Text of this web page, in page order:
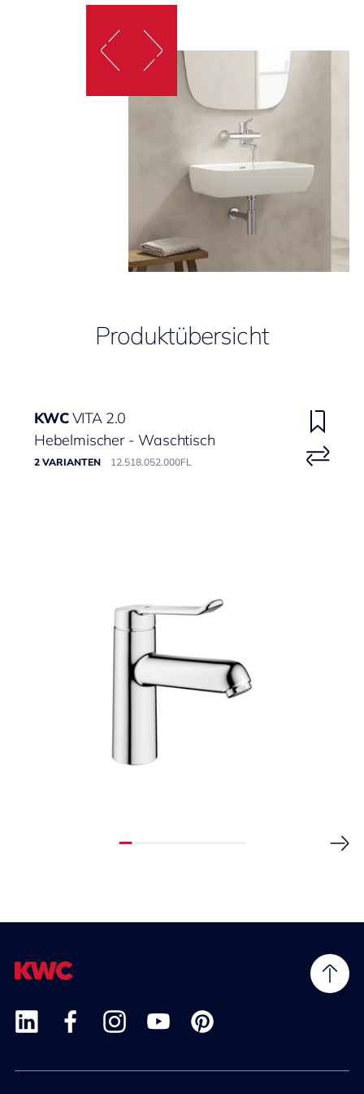
Produktübersicht
KWCVITA 2.0
Hebelmischer - Waschtisch
2 VARIANTEN 12.518.052.000FL